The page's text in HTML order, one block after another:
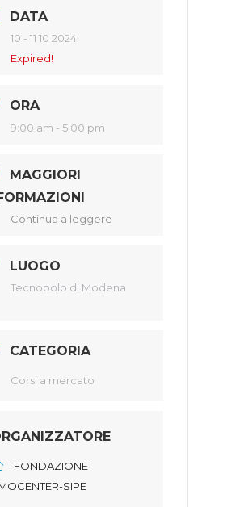
DATA
10 - 11 10 2024
Expired!
ORA
9:00 am - 5:00 pm
MAGGIORI
Continua a leggere
LUOGO
Tecnopolo di Modena
CATEGORIA
Corsi a mercato
FONDAZIONE
SIPE